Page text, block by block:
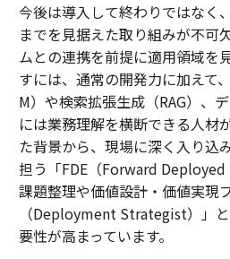
今後は導入して終わりではなく
までを見据えた取り組みが不可
ムとの連携を前提に適用領域を
すには、通常の開発力に加えて
M）や検索拡張生成（RAG）、
には業務理解を横断できる人材
た背景から、現場に深く入り込
担う「FDE（Forward
課題整理や価値設計・価値実現
（Deployment Strategist）」
要性が高まっています。